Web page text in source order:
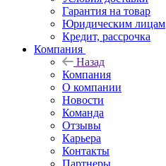
Гарантия на товар
Юридическим лицам
Кредит, рассрочка
Компания
Назад
Компания
О компании
Новости
Команда
Отзывы
Карьера
Контакты
Партнеры